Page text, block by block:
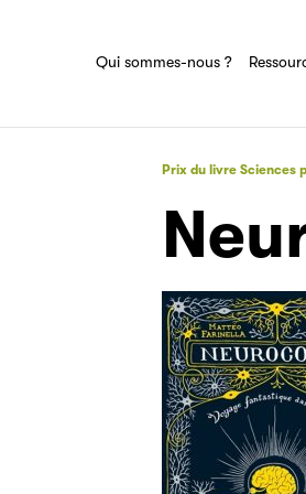
Qui sommes-nous ?
d'expertise du groupe
Prix du livre Sciences